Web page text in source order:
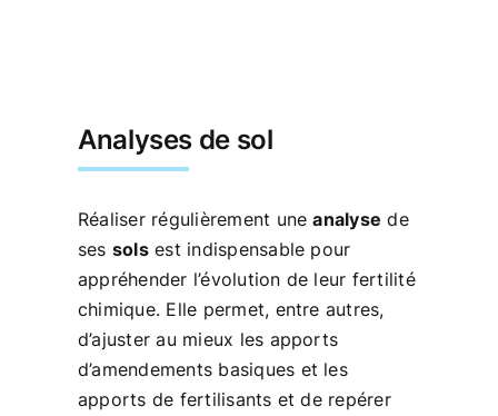
Analyses de sol
Réaliser régulièrement uneanalyse de
ses solsest indispensable pour
appréhender l’évolution de leur fertilité
chimique. Elle permet, entre autres,
d’ajuster au mieux les apports
d’amendements basiques et les
apports de fertilisants et de repérer